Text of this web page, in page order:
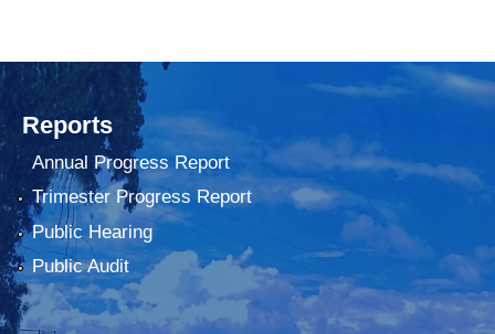
Reports
Annual Progress Report
Trimester Progress Report
Public Hearing
Public Audit